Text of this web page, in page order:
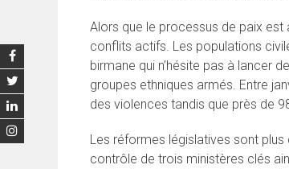
Alors que le processus de paix
conflits actifs. Les populations
birmane qui n’hésite pas à lancer
groupes ethniques armés. Entre
des violences tandis que près de
Les réformes législatives sont
contrôle de trois ministères clés